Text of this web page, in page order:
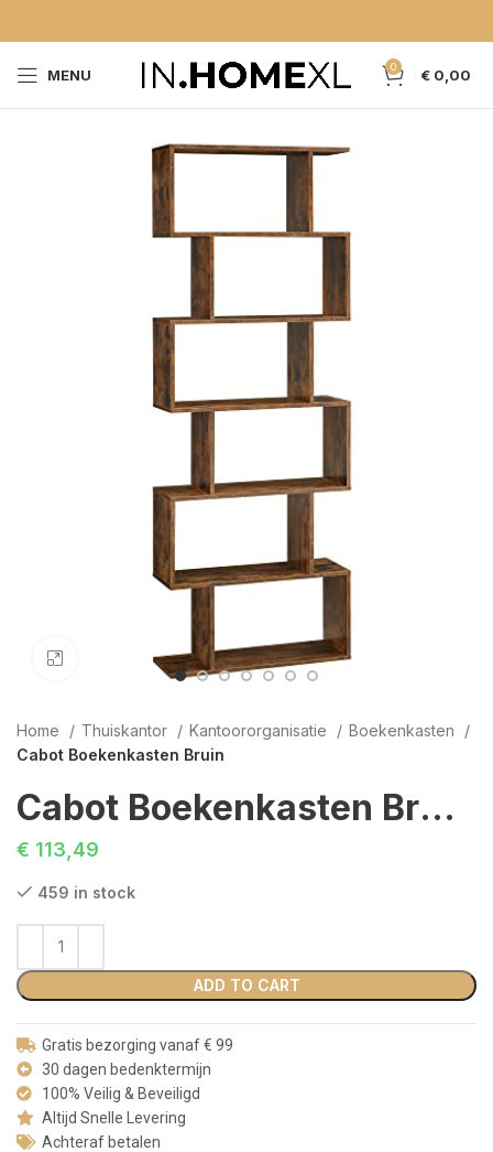
MENU 0 € 0,00
Click to enlarge
Home Thuiskantor Kantoororganisatie
Boekenkasten
Cabot Boekenkasten Bruin
Cabot Boekenkasten Bruin
€ 113,49
459 in stock
ADD TO CART
Gratis bezorging vanaf € 99
30 dagen bedenktermijn
100% Veilig & Beveiligd
Altijd Snelle Levering
Achteraf betalen